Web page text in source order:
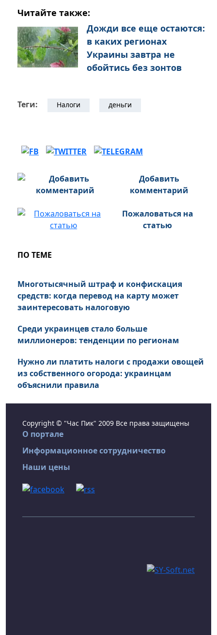
Читайте также:
Дожди все еще остаются:
в каких регионах
Украины завтра не
обойтись без зонтов
Теги: Налоги деньги
Добавить
комментарий
Пожаловаться на
статью
ПО ТЕМЕ
Многотысячный штраф и конфискация
средств: когда перевод на карту может
заинтересовать налоговую
Среди украинцев стало больше
миллионеров: тенденции по регионам
Нужно ли платить налоги с продажи овощей
из собственного огорода: украинцам
объяснили правила
Copyright © "Час Пик" 2009 Все права защищены
О портале
Информационное сотрудничество
Наши цены